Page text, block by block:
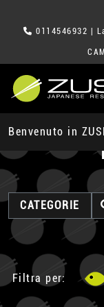
0114546932 |
Benvenuto in
CATEGORIE
Filtra per: